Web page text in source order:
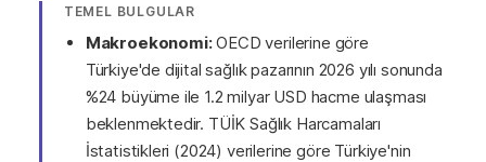
TEMEL BULGULAR
Makroekonomi:OECD verilerine göre
Türkiye'de dijital sağlık pazarının 2026 yılı sonunda
%24 büyüme ile 1.2 milyar USD hacme ulaşması
beklenmektedir. TÜİK Sağlık Harcamaları
İstatistikleri (2024) verilerine göre Türkiye'nin